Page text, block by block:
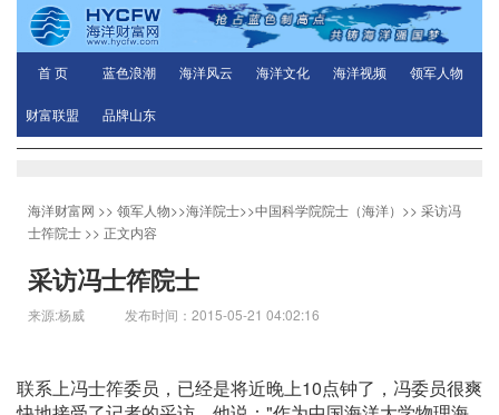
首 页 蓝色浪潮 海洋风云 海洋文化 海洋视频 领军人物
财富联盟 品牌山东
海洋财富网 >> 领军人物>>海洋院士>>中国科学院院士（海洋） >> 采访冯
士筰院士 >> 正文内容
采访冯士筰院士
来源:杨威 发布时间：2015-05-21 04:02:16
联系上冯士筰委员，已经是将近晚上10点钟了，冯委员很爽